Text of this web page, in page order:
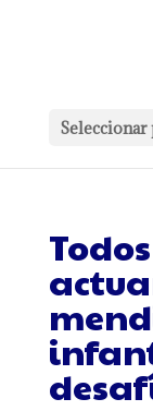
Seleccionar